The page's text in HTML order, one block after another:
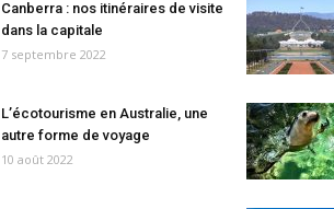
Canberra : nos itinéraires de visite
dans la capitale
7 septembre 2022
L’écotourisme en Australie, une
autre forme de voyage
10 août 2022